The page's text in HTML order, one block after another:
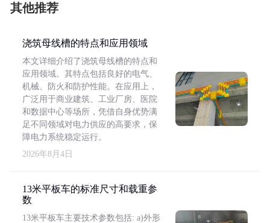
其他推荐
浇筑母线槽的特点和应用领域
本文详细介绍了浇筑母线槽的特点和
应用领域。其特点包括良好的电气、
机械、防火和防护性能。在应用上，
广泛用于商业建筑、工业厂房、医院
和数据中心等场所，凭借自身优势满
足不同领域对电力供应的高要求，保
障电力系统稳定运行。
2026年8月4日
13米平板车的标准尺寸和载重参
数
13米平板车主要技术参数包括: a)外形